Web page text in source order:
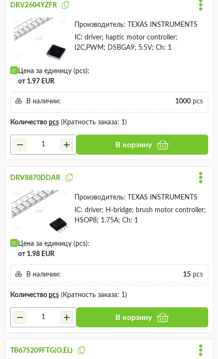
DRV2604YZFR
Производитель:
TEXAS INSTRUMENTS
IC: driver; haptic motor controller;
I2C,PWM; DSBGA9; 5.5V; Ch: 1
Цена за единицу (pcs):
от 1.97 EUR
В наличии: 1000pcs
Количество pcs(Кратность заказа: 1)
В корзину
DRV8870DDAR
Производитель:
TEXAS INSTRUMENTS
IC: driver; H-bridge; brush motor controller;
HSOP8; 1.75A; Ch: 1
Цена за единицу (pcs):
от 1.98 EUR
В наличии: 15pcs
Количество pcs(Кратность заказа: 1)
В корзину
TB67S209FTG(O,EL)